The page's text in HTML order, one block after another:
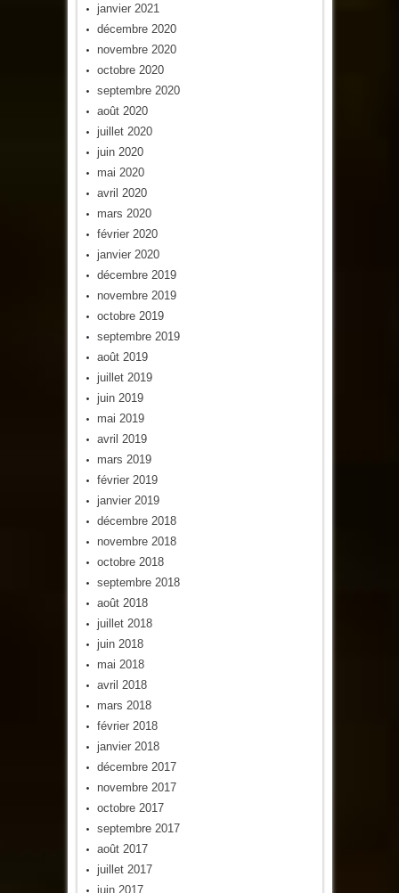
janvier 2021
décembre 2020
novembre 2020
octobre 2020
septembre 2020
août 2020
juillet 2020
juin 2020
mai 2020
avril 2020
mars 2020
février 2020
janvier 2020
décembre 2019
novembre 2019
octobre 2019
septembre 2019
août 2019
juillet 2019
juin 2019
mai 2019
avril 2019
mars 2019
février 2019
janvier 2019
décembre 2018
novembre 2018
octobre 2018
septembre 2018
août 2018
juillet 2018
juin 2018
mai 2018
avril 2018
mars 2018
février 2018
janvier 2018
décembre 2017
novembre 2017
octobre 2017
septembre 2017
août 2017
juillet 2017
juin 2017